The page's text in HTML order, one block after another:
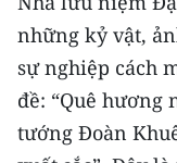
TIN ĐỊA PHƯƠNG
Trung du và
Đồng bằng sông
Bắc Trung Bộ
những kỷ vật,
sự nghiệp cách
đề: “Quê hương
tướng Đoàn